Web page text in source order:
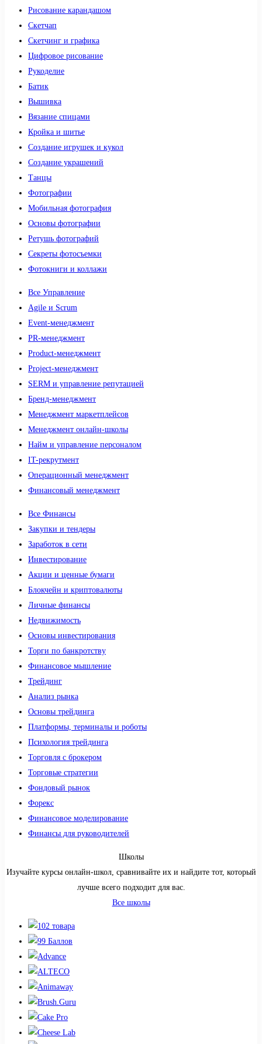
Рисование карандашом
Скетчап
Скетчинг и графика
Цифровое рисование
Рукоделие
Батик
Вышивка
Вязание спицами
Кройка и шитье
Создание игрушек и кукол
Создание украшений
Танцы
Фотографии
Мобильная фотография
Основы фотографии
Ретушь фотографий
Секреты фотосъемки
Фотокниги и коллажи
Все Управление
Agile и Scrum
Event-менеджмент
PR-менеджмент
Product-менеджмент
Project-менеджмент
SERM и управление репутацией
Бренд-менеджмент
Менеджмент маркетплейсов
Менеджмент онлайн-школы
Найм и управление персоналом
IT-рекрутмент
Операционный менеджмент
Финансовый менеджмент
Все Финансы
Закупки и тендеры
Заработок в сети
Инвестирование
Акции и ценные бумаги
Блокчейн и криптовалюты
Личные финансы
Недвижимость
Основы инвестирования
Торги по банкротству
Финансовое мышление
Трейдинг
Анализ рынка
Основы трейдинга
Платформы, терминалы и роботы
Психология трейдинга
Торговля с брокером
Торговые стратегии
Фондовый рынок
Форекс
Финансовое моделирование
Финансы для руководителей
Школы
Изучайте курсы онлайн-школ, сравнивайте их и найдите тот, который
лучше всего подходит для вас.
Все школы